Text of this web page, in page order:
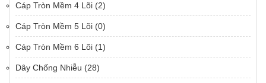
Cáp Tròn Mềm 4 Lõi (2)
Cáp Tròn Mềm 5 Lõi (0)
Cáp Tròn Mềm 6 Lõi (1)
Dây Chống Nhiễu (28)